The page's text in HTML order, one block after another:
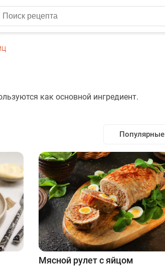
как основной ингредиент.
Популярные
Мясной рулет с яйцом